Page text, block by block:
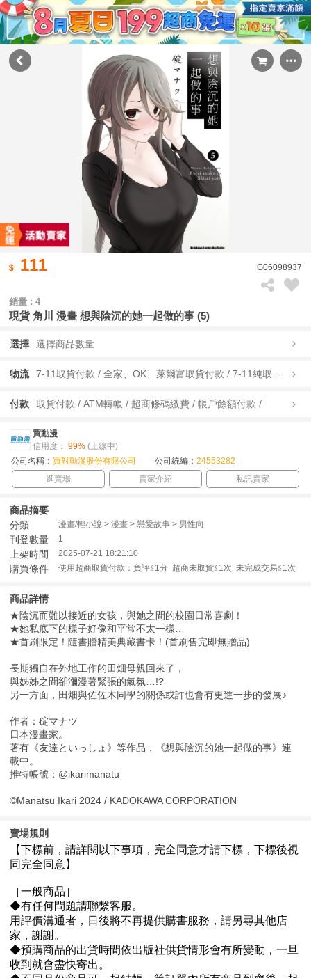
111 G06098937
銷量 : 4
現貨 角川 漫畫 想與陰沉的她一起做的事 (5)
選擇 選擇商品數量
物流
付款 取貨付款 / ATM轉帳 / 超商條碼繳費 / 帳戶餘額付款 /
買動漫
信用度： 99% (上線中)
公司名稱： 買對動漫股份有限公司 公司統編： 24553282
逛賣場
賣家介紹 私訊賣家
商品摘要
分類
漫畫/輕小說 > 漫畫 > 戀愛故事 > 男性向
刊登數量 1
上架時間 2025-07-21 18:21:10
購買條件 使用超商取貨付款：負評≦1分 超商未取貨≦1次 未完成交易≦1次
商品詳情
★陰沉而難以接近的女孩，與她之間的校園日常喜劇！
★她私底下的樣子好像和平常不太一樣…
★首刷限定！隨書贈精美典藏書卡！(首刷售完即無贈品)
長期獨自在外地工作的田畑母親回來了，
與姊姊之間卻瀰漫著緊張的氣氛…!?
另一方面，田畑與佐佐木同學的關係或許也會有更進一步的發展♪
作者：碇マナツ
日本漫畫家。
著有《友達といっしょ》等作品，《想與陰沉的她一起做的事》連
載中。
推特帳號：@ikarimanatu
©Manatsu Ikari 2024 / KADOKAWA CORPORATION
賣場規則